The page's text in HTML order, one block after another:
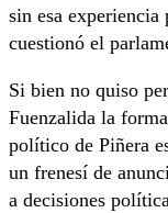
sin esa
cuestionó el
Si bien no quiso
Fuenzalida la
político de Piñera
un frenesí de
a decisiones